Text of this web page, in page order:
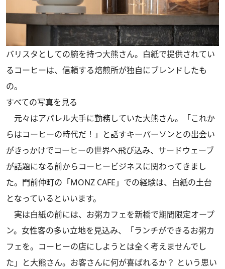
バリスタとしての腕を持つ大熊さん。白紙で提供されてい
るコーヒーは、信頼する焙煎所が独自にブレンドしたも
の。
すべての写真を見る
元々はアパレル大手に勤務していた大熊さん。「これか
らはコーヒーの時代だ！」と話すキーパーソンとの出会い
がきっかけでコーヒーの世界へ飛び込み、サードウェーブ
が話題になる前からコーヒービジネスに関わってきまし
た。門前仲町の「MONZ CAFE」での経験は、白紙の土台
となっているといいます。
実は白紙の前には、お粥カフェを新橋で期間限定オープ
ン。女性客の多い立地を見込み、「ランチができるお粥カ
フェを。コーヒーの店にしようとは全く考えませんでし
た」と大熊さん。お客さんに何が喜ばれるか？ という思い